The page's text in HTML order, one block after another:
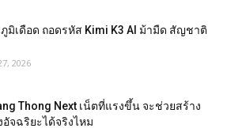
มิเดือด ถอดรหัส Kimi K3 AI ม้ามืด สัญชาติ
2026
Thong Next เน็ตที่แรงขึ้น จะช่วยสร้าง
อัจฉริยะได้จริงไหม